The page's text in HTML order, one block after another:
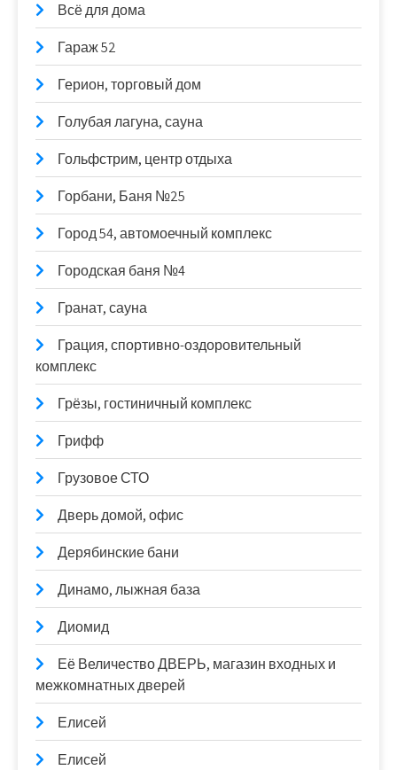
Всё для дома
Гараж 52
Герион, торговый дом
Голубая лагуна, сауна
Гольфстрим, центр отдыха
Горбани, Баня №25
Город 54, автомоечный комплекс
Городская баня №4
Гранат, сауна
Грация, спортивно-оздоровительный
комплекс
Грёзы, гостиничный комплекс
Грифф
Грузовое СТО
Дверь домой, офис
Дерябинские бани
Динамо, лыжная база
Диомид
Её Величество ДВЕРЬ, магазин входных и
межкомнатных дверей
Елисей
Елисей